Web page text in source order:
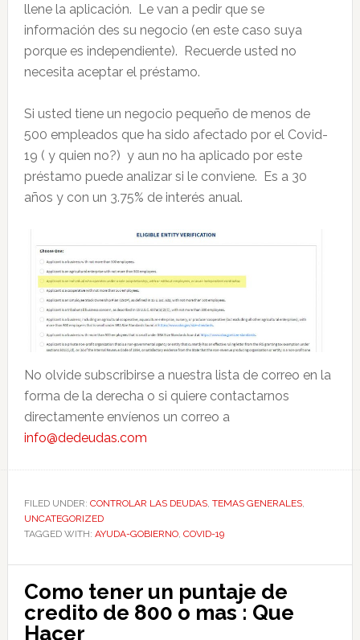
llene la aplicación. Le van a pedir que se
información des su negocio (en este caso suya
porque es independiente). Recuerde usted no
necesita aceptar el préstamo.
Si usted tiene un negocio pequeño de menos de
500 empleados que ha sido afectado por el Covid-
19 ( y quien no?) y aun no ha aplicado por este
préstamo puede analizar si le conviene. Es a 30
años y con un 3.75% de interés anual.
No olvide subscribirse a nuestra lista de correo en la
forma de la derecha o si quiere contactarnos
directamente envíenos un correo a
info@dedeudas.com
FILED UNDER: CONTROLAR LAS DEUDAS, TEMAS GENERALES,
UNCATEGORIZED
TAGGED WITH: AYUDA-GOBIERNO, COVID-19
Como tener un puntaje de
credito de 800 o mas : Que
Hacer